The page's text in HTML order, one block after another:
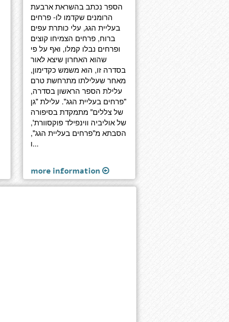
הספר נכתב בהשראת ארבעת
הרומנים שקדמו לו- פרחים
בעליית הגג, עלי כותרת עפים
ברוח, פרחים הצמיחו קוצים
ופרחים נבלו קמלו, ואף על פי
שהוא האחרון שיצא לאור
בסדרה זו, הוא משמש כקדימון,
מאחר שעלילתו מתרחשת טרם
עלילת הספר הראשון בסדרה,
"פרחים בעליית הגג". עלילת "גן
של צללים" מתמקדת בסיפורה
של אוליביה ווינפילד פוקסוורת',
הסבתא מ"פרחים בעליית הגג",
ו...
more information